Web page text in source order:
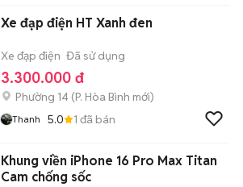
Xe đạp điện HT Xanh đen
Xe đạp điện Đã sử dụng
3.300.000 đ
Phường 14 (P. Hòa Bình mới)
Thanh 5.0 1 đã bán
Khung viền iPhone 16 Pro Max Titan
Cam chống sốc